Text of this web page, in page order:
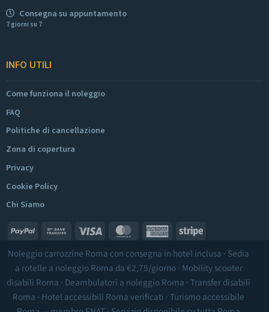
Consegna su appuntamento
7 giorni su 7
INFO UTILI
Come funziona il noleggio
FAQ
Politiche di cancellazione
Zona di copertura
Privacy
Cookie Policy
Chi Siamo
PayPal
Bank
Transfer
MasterCard American
Express
Stripe
Noleggio carrozzine Roma con consegna in hotel inclusa · Sedia
a rotelle a noleggio Roma da €2,75/giorno · Mobility scooter
disabili Roma · Deambulatori a noleggio Roma ·Transfer disabili
Roma · Hotel accessibili Romaverificati ·Turismo accessibile